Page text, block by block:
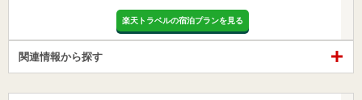
楽天トラベルの宿泊プランを見る
関連情報から探す